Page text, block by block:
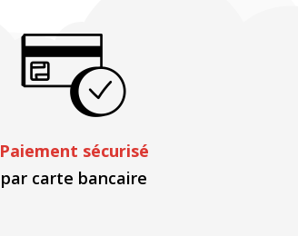
Paiement sécurisé
par carte bancaire